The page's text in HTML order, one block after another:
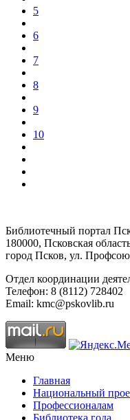
5
6
7
8
9
10
Библиотечный портал
180000, Псковская
город Псков, ул.
Отдел координации
Телефон: 8 (8112) 728402
Email: kmc@pskovlib.ru
Меню
Главная
Национальный
Профессионалам
Библиотека года